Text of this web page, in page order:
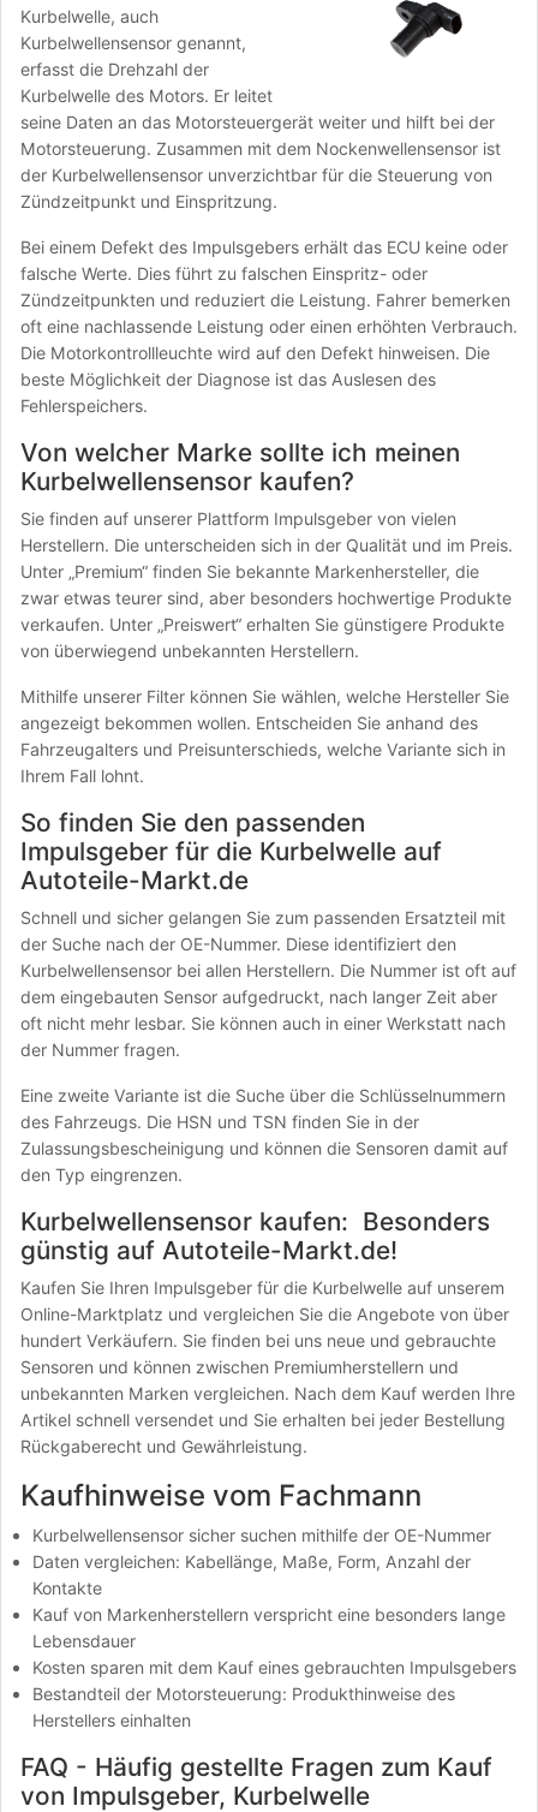
Kurbelwelle, auch
Kurbelwellensensor genannt,
erfasst die Drehzahl der
Kurbelwelle des Motors. Er leitet
seine Daten an das Motorsteuergerät weiter und hilft bei der
Motorsteuerung. Zusammen mit dem Nockenwellensensor ist
der Kurbelwellensensor unverzichtbar für die Steuerung von
Zündzeitpunkt und Einspritzung.
Bei einem Defekt des Impulsgebers erhält das ECU keine oder
falsche Werte. Dies führt zu falschen Einspritz- oder
Zündzeitpunkten und reduziert die Leistung. Fahrer bemerken
oft eine nachlassende Leistung oder einen erhöhten Verbrauch.
Die Motorkontrollleuchte wird auf den Defekt hinweisen. Die
beste Möglichkeit der Diagnose ist das Auslesen des
Fehlerspeichers.
Von welcher Marke sollte ich meinen
Kurbelwellensensor kaufen?
Sie finden auf unserer Plattform Impulsgeber von vielen
Herstellern. Die unterscheiden sich in der Qualität und im Preis.
Unter „Premium“ finden Sie bekannte Markenhersteller, die
zwar etwas teurer sind, aber besonders hochwertige Produkte
verkaufen. Unter „Preiswert“ erhalten Sie günstigere Produkte
von überwiegend unbekannten Herstellern.
Mithilfe unserer Filter können Sie wählen, welche Hersteller Sie
angezeigt bekommen wollen. Entscheiden Sie anhand des
Fahrzeugalters und Preisunterschieds, welche Variante sich in
Ihrem Fall lohnt.
So finden Sie den passenden
Impulsgeber für die Kurbelwelle auf
Autoteile-Markt.de
Schnell und sicher gelangen Sie zum passenden Ersatzteil mit
der Suche nach der OE-Nummer. Diese identifiziert den
Kurbelwellensensor bei allen Herstellern. Die Nummer ist oft auf
dem eingebauten Sensor aufgedruckt, nach langer Zeit aber
oft nicht mehr lesbar. Sie können auch in einer Werkstatt nach
der Nummer fragen.
Eine zweite Variante ist die Suche über die Schlüsselnummern
des Fahrzeugs. Die HSN und TSN finden Sie in der
Zulassungsbescheinigung und können die Sensoren damit auf
den Typ eingrenzen.
Kurbelwellensensor kaufen: Besonders
günstig auf Autoteile-Markt.de!
Kaufen Sie Ihren Impulsgeber für die Kurbelwelle auf unserem
Online-Marktplatz und vergleichen Sie die Angebote von über
hundert Verkäufern. Sie finden bei uns neue und gebrauchte
Sensoren und können zwischen Premiumherstellern und
unbekannten Marken vergleichen. Nach dem Kauf werden Ihre
Artikel schnell versendet und Sie erhalten bei jeder Bestellung
Rückgaberecht und Gewährleistung.
Kaufhinweise vom Fachmann
Kurbelwellensensor sicher suchen mithilfe der OE-Nummer
Daten vergleichen: Kabellänge, Maße, Form, Anzahl der
Kontakte
Kauf von Markenherstellern verspricht eine besonders lange
Lebensdauer
Kosten sparen mit dem Kauf eines gebrauchten Impulsgebers
Bestandteil der Motorsteuerung: Produkthinweise des
Herstellers einhalten
FAQ - Häufig gestellte Fragen zum Kauf
von Impulsgeber, Kurbelwelle